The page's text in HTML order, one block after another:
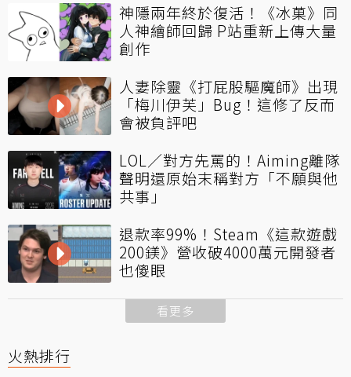
神隱兩年終於復活！《冰菓》同
人神繪師回歸 P站重新上傳大量
創作
人妻除靈《打屁股驅魔師》出現
「梅川伊芙」Bug！這修了反而
會被負評吧
LOL／對方先罵的！Aiming離隊
聲明還原始末稱對方「不願與他
共事」
退款率99%！Steam《這款遊戲
200鎂》營收破4000萬元開發者
也傻眼
看更多
火熱排行